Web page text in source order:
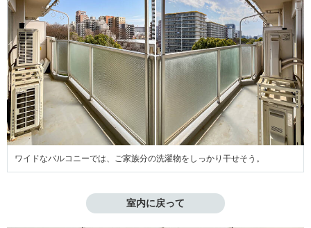
ワイドなバルコニーでは、ご家族分の洗濯物をしっかり干せそう。
室内に戻って